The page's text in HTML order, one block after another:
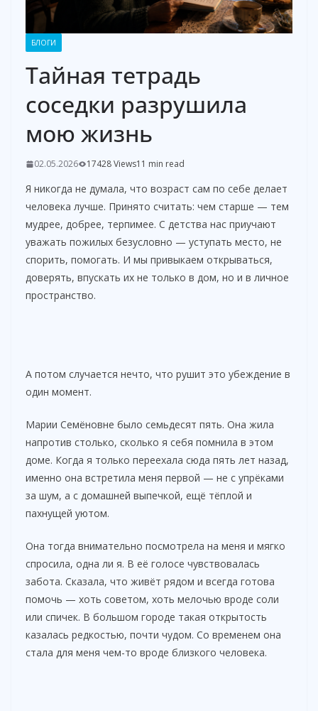
БЛОГИ
Тайная тетрадь
соседки разрушила
мою жизнь
02.05.2026 17428 Views11 min read
Я никогда не думала, что возраст сам по себе делает
человека лучше. Принято считать: чем старше — тем
мудрее, добрее, терпимее. С детства нас приучают
уважать пожилых безусловно — уступать место, не
спорить, помогать. И мы привыкаем открываться,
доверять, впускать их не только в дом, но и в личное
пространство.
А потом случается нечто, что рушит это убеждение в
один момент.
Марии Семёновне было семьдесят пять. Она жила
напротив столько, сколько я себя помнила в этом
доме. Когда я только переехала сюда пять лет назад,
именно она встретила меня первой — не с упрёками
за шум, а с домашней выпечкой, ещё тёплой и
пахнущей уютом.
Она тогда внимательно посмотрела на меня и мягко
спросила, одна ли я. В её голосе чувствовалась
забота. Сказала, что живёт рядом и всегда готова
помочь — хоть советом, хоть мелочью вроде соли
или спичек. В большом городе такая открытость
казалась редкостью, почти чудом. Со временем она
стала для меня чем-то вроде близкого человека.